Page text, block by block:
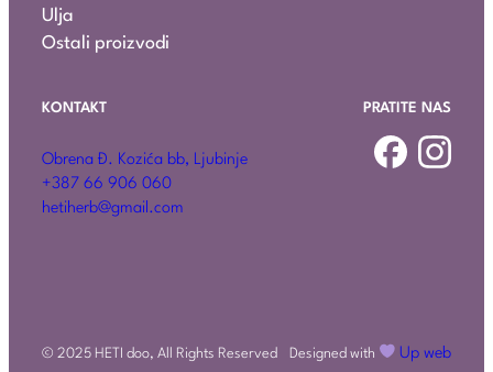
Ulja
Ostali proizvodi
KONTAKT
Obrena Đ. Kozića bb, Ljubinje
+387 66 906 060
hetiherb@gmail.com
PRATITE NAS
© 2025 HETI doo, All Rights Reserved Designed with Up web